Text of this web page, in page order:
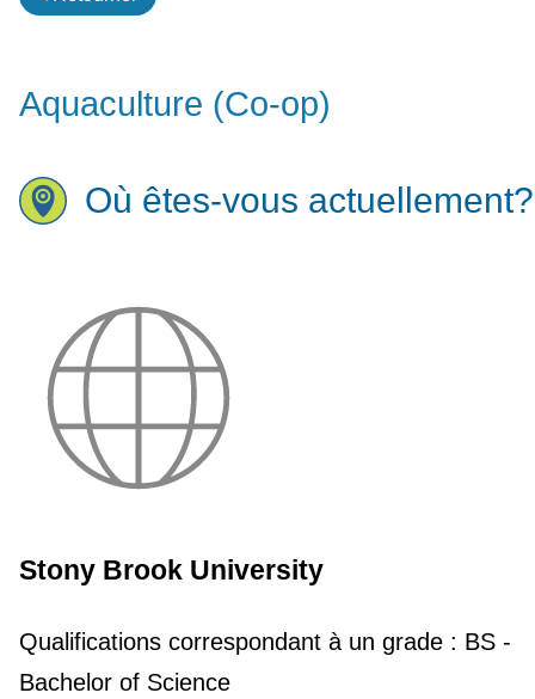
Aquaculture (Co-op)
Où êtes-vous actuellement?
Stony Brook University
Qualifications correspondant à un grade : BS -
Bachelor of Science